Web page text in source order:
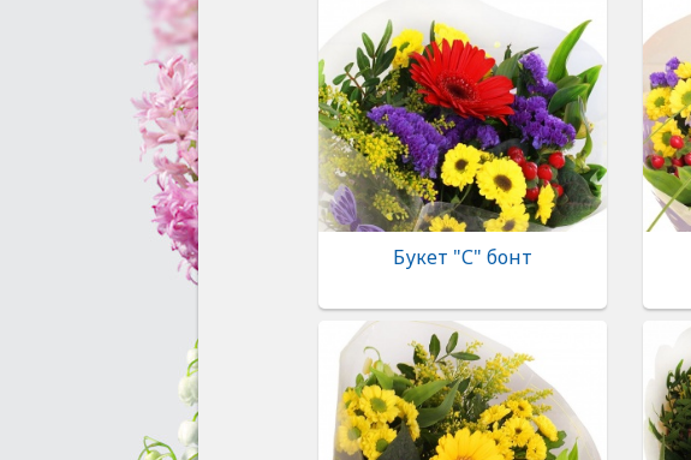
Букет "С" бонт